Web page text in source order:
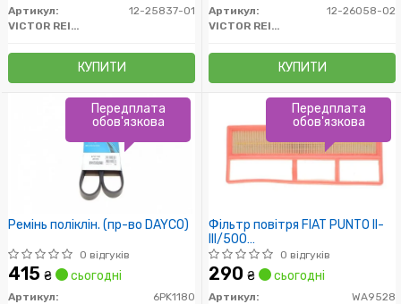
Артикул:
12-25837-01
VICTOR REINZ
КУПИТИ
Артикул:
12-26058-02
VICTOR REINZ
КУПИТИ
Ремінь поліклін. (пр-во DAYCO)
0 відгуків
415 ₴ сьогодні
Артикул:
6PK1180
Передплата
обов'язкова
Фільтр повітря FIAT PUNTO II-
III/500
II/DOBLO/IDEA/LINEA/PANDA II/
1.3 JTD 7/03- /з
пред.фильтром/
0 відгуків
290 ₴ сьогодні
Артикул:
WA9528
Передплата
обов'язкова